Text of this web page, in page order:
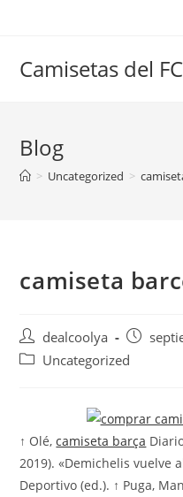
Camisetas del
Blog
> Uncategorized >
camiseta
Autor
de
dealcoolya
de
Categoría
Uncategorized
↑ Olé,camiseta barça
2019). «Demichelis vuelve
Deportivo (ed.). ↑ Puga,